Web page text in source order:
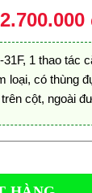
Giá
gốc
2.700.000
1 thao tác
loại, có thùng
cột, ngoài